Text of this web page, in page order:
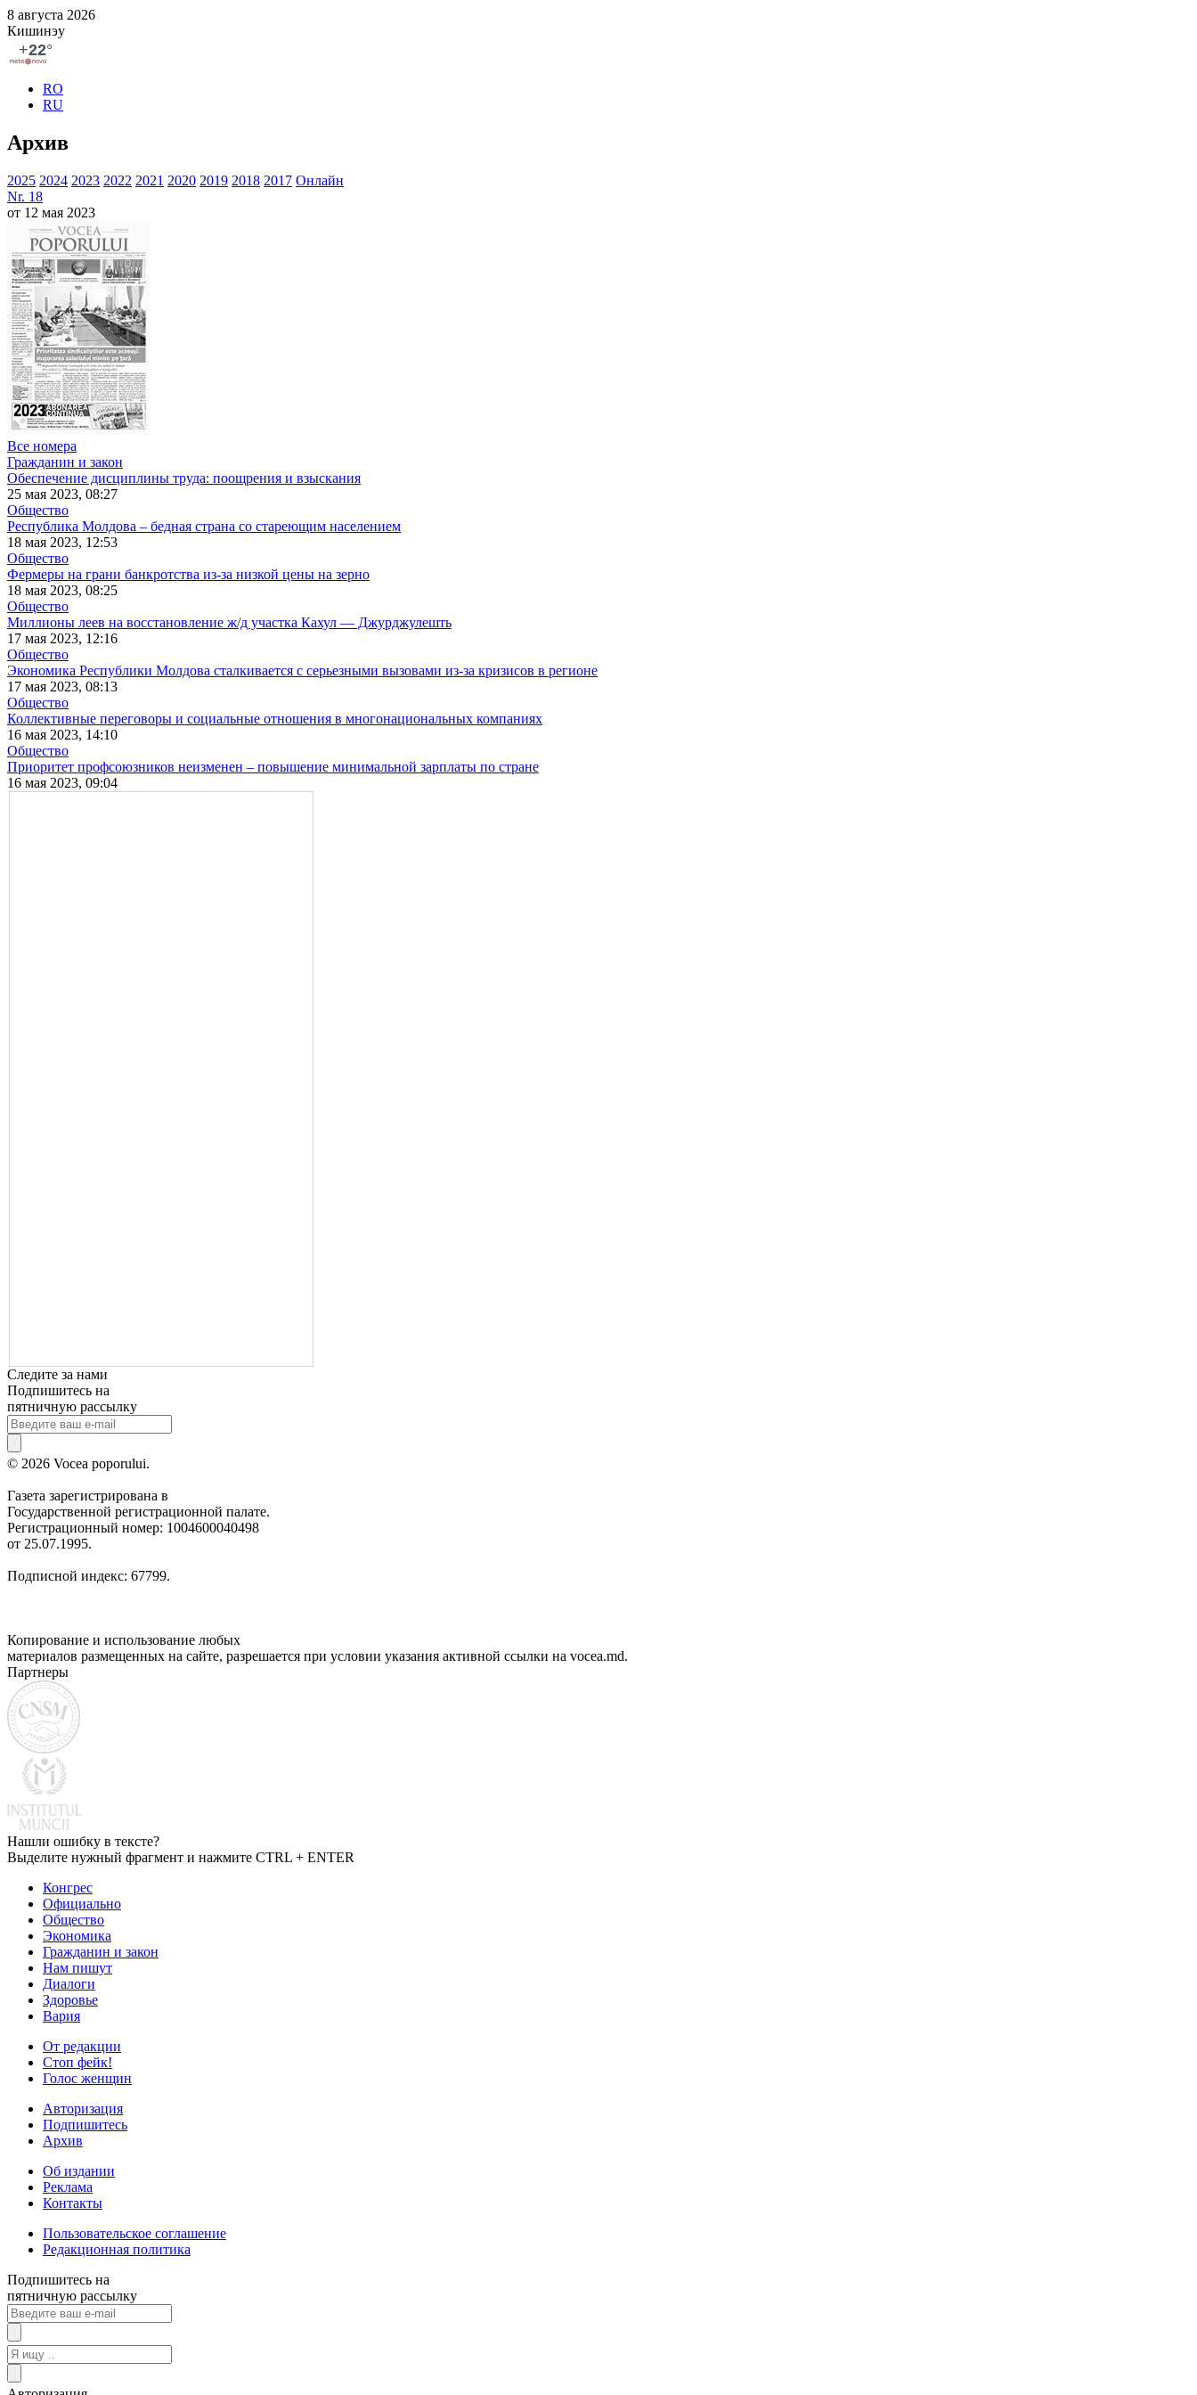
8 августа 2026
Кишинэу
RO
RU
Архив
2025 2024 2023 2022 2021 2020 2019 2018 2017 Онлайн
Nr. 18
от 12 мая 2023
Все номера
Гражданин и закон
Обеспечение дисциплины труда: поощрения и взыскания
25 мая 2023, 08:27
Общество
Республика Молдова – бедная страна со стареющим населением
18 мая 2023, 12:53
Общество
Фермеры на грани банкротства из-за низкой цены на зерно
18 мая 2023, 08:25
Общество
Миллионы леев на восстановление ж/д участка Кахул — Джурджулешть
17 мая 2023, 12:16
Общество
Экономика Республики Молдова сталкивается с серьезными вызовами из-за кризисов в регионе
17 мая 2023, 08:13
Общество
Коллективные переговоры и социальные отношения в многонациональных компаниях
16 мая 2023, 14:10
Общество
Приоритет профсоюзников неизменен – повышение минимальной зарплаты по стране
16 мая 2023, 09:04
Следите за нами
Подпишитесь на
пятничную рассылку
© 2026 Vocea poporului.
Газета зарегистрирована в
Государственной регистрационной палате.
Регистрационный номер: 1004600040498
от 25.07.1995.
Подписной индекс: 67799.
Копирование и использование любых
материалов размещенных на сайте, разрешается при условии указания активной ссылки на vocea.md.
Партнеры
Нашли ошибку в тексте?
Выделите нужный фрагмент и нажмите CTRL + ENTER
Конгрес
Официально
Общество
Экономика
Гражданин и закон
Нам пишут
Диалоги
Здоровье
Вария
От редакции
Стоп фейк!
Голос женщин
Авторизация
Подпишитесь
Архив
Об издании
Реклама
Контакты
Пользовательское соглашение
Редакционная политика
Подпишитесь на
пятничную рассылку